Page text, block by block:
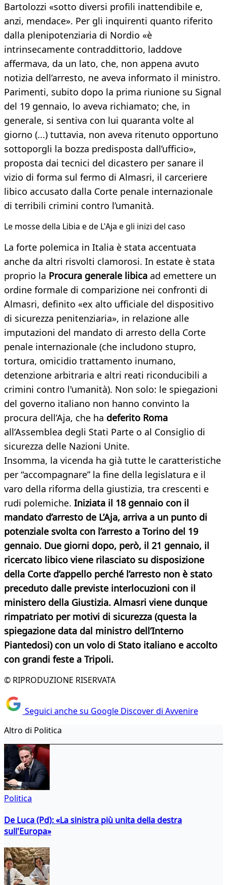
Bartolozzi «sotto diversi profili inattendibile e,
anzi, mendace». Per gli inquirenti quanto riferito
dalla plenipotenziaria di Nordio «è
intrinsecamente contraddittorio, laddove
affermava, da un lato, che, non appena avuto
notizia dell’arresto, ne aveva informato il ministro.
Parimenti, subito dopo la prima riunione su Signal
del 19 gennaio, lo aveva richiamato; che, in
generale, si sentiva con lui quaranta volte al
giorno (...) tuttavia, non aveva ritenuto opportuno
sottoporgli la bozza predisposta dall’ufficio»,
proposta dai tecnici del dicastero per sanare il
vizio di forma sul fermo di Almasri, il carceriere
libico accusato dalla Corte penale internazionale
di terribili crimini contro l’umanità.
​Le mosse della Libia e de L'Aja e gli inizi del caso
La forte polemica in Italia è stata accentuata
anche da altri risvolti clamorosi. In estate è stata
proprio la Procura generale libica ad emettere un
ordine formale di comparizione nei confronti di
Almasri, definito «ex alto ufficiale del dispositivo
di sicurezza penitenziaria», in relazione alle
imputazioni del mandato di arresto della Corte
penale internazionale (che includono stupro,
tortura, omicidio trattamento inumano,
detenzione arbitraria e altri reati riconducibili a
crimini contro l'umanità). Non solo: le spiegazioni
del governo italiano non hanno convinto la
procura dell’Aja, che ha deferito Roma
all’Assemblea degli Stati Parte o al Consiglio di
sicurezza delle Nazioni Unite.
Insomma, la vicenda ha già tutte le caratteristiche
per “accompagnare” la fine della legislatura e il
varo della riforma della giustizia, tra crescenti e
rudi polemiche. Iniziata il 18 gennaio con il
mandato d’arresto de L’Aja, arriva a un punto di
potenziale svolta con l’arresto a Torino del 19
gennaio. Due giorni dopo, però, il 21 gennaio, il
ricercato libico viene rilasciato su disposizione
della Corte d’appello perché l’arresto non è stato
preceduto dalle previste interlocuzioni con il
ministero della Giustizia. Almasri viene dunque
rimpatriato per motivi di sicurezza (questa la
spiegazione data dal ministro dell’Interno
Piantedosi) con un volo di Stato italiano e accolto
con grandi feste a Tripoli.
© RIPRODUZIONE RISERVATA
Seguici anche su Google Discover di Avvenire
Altro di Politica
Politica
De Luca (Pd): «La sinistra più unita della destra
sull'Europa»